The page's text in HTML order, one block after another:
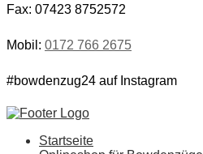
Fax: 07423 8752572
Mobil: 0172 766 2675
#bowdenzug24 auf Instagram
Startseite